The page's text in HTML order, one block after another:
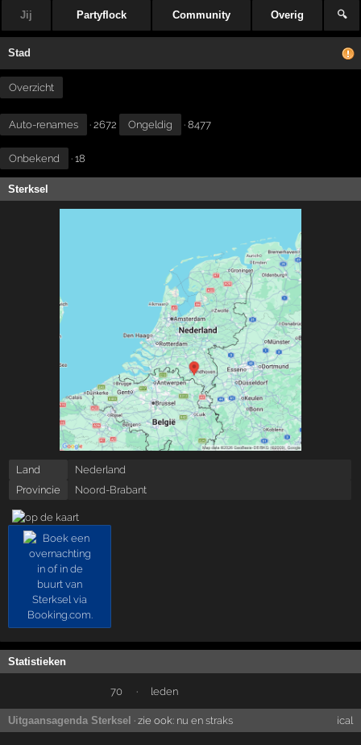
Jij Partyflock Community Overig 🔍
Stad
Overzicht
Auto-renames · 2672 Ongeldig · 8477
Onbekend · 18
Sterksel
Land
Nederland
Provincie
Noord-Brabant
Statistieken
70 · leden
Uitgaansagenda Sterksel · zie ook: nu en straks ical